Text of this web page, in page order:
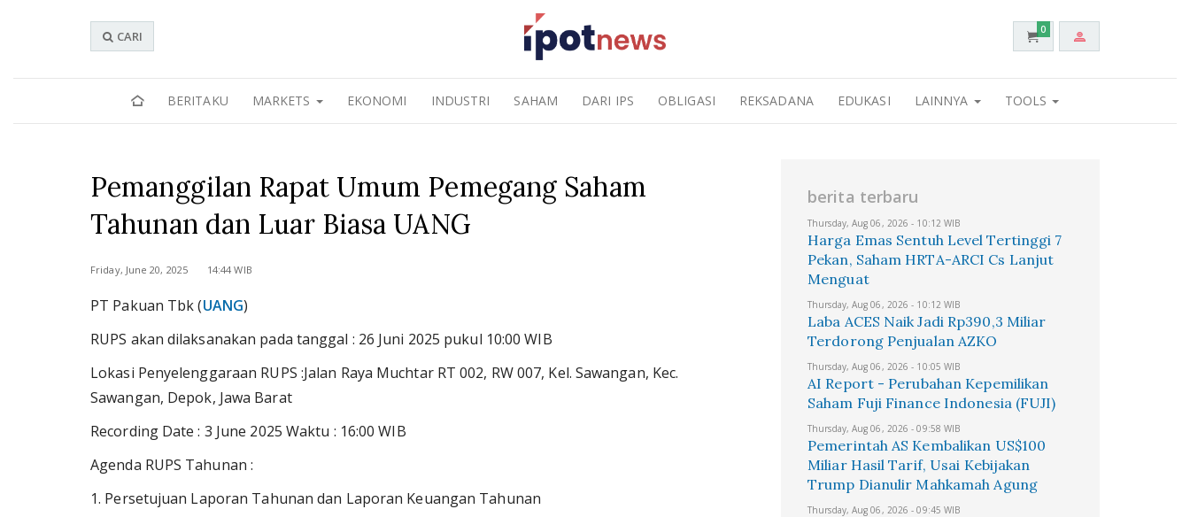
CARI 0
BERITAKU MARKETS EKONOMI INDUSTRI SAHAM DARI IPS OBLIGASI REKSADANA EDUKASI LAINNYA TOOLS
Pemanggilan Rapat Umum Pemegang Saham
Tahunan dan Luar Biasa UANG
Friday, June 20, 2025 14:44 WIB
PT Pakuan Tbk (UANG)
RUPS akan dilaksanakan pada tanggal : 26 Juni 2025 pukul 10:00 WIB
Lokasi Penyelenggaraan RUPS :Jalan Raya Muchtar RT 002, RW 007, Kel. Sawangan, Kec.
Sawangan, Depok, Jawa Barat
Recording Date : 3 June 2025 Waktu : 16:00 WIB
Agenda RUPS Tahunan :
1. Persetujuan Laporan Tahunan dan Laporan Keuangan Tahunan
berita terbaru
Thursday, Aug 06, 2026 - 10:12 WIB
Harga Emas Sentuh Level Tertinggi 7
Pekan, Saham HRTA-ARCI Cs Lanjut
Menguat
Thursday, Aug 06, 2026 - 10:12 WIB
Laba ACES Naik Jadi Rp390,3 Miliar
Terdorong Penjualan AZKO
Thursday, Aug 06, 2026 - 10:05 WIB
AI Report - Perubahan Kepemilikan
Saham Fuji Finance Indonesia (FUJI)
Thursday, Aug 06, 2026 - 09:58 WIB
Pemerintah AS Kembalikan US$100
Miliar Hasil Tarif, Usai Kebijakan
Trump Dianulir Mahkamah Agung
Thursday, Aug 06, 2026 - 09:45 WIB